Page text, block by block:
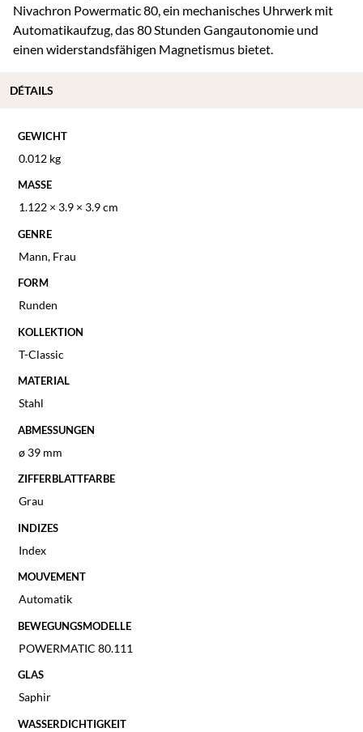
Nivachron Powermatic 80, ein mechanisches Uhrwerk mit
Automatikaufzug, das 80 Stunden Gangautonomie und
einen widerstandsfähigen Magnetismus bietet.
GEWICHT
0.012 kg
MASSE
1.122 × 3.9 × 3.9 cm
GENRE
Mann, Frau
FORM
Runden
KOLLEKTION
T-Classic
MATERIAL
Stahl
ABMESSUNGEN
ø 39 mm
ZIFFERBLATTFARBE
Grau
INDIZES
Index
MOUVEMENT
Automatik
BEWEGUNGSMODELLE
POWERMATIC 80.111
GLAS
Saphir
WASSERDICHTIGKEIT
DÉTAILS